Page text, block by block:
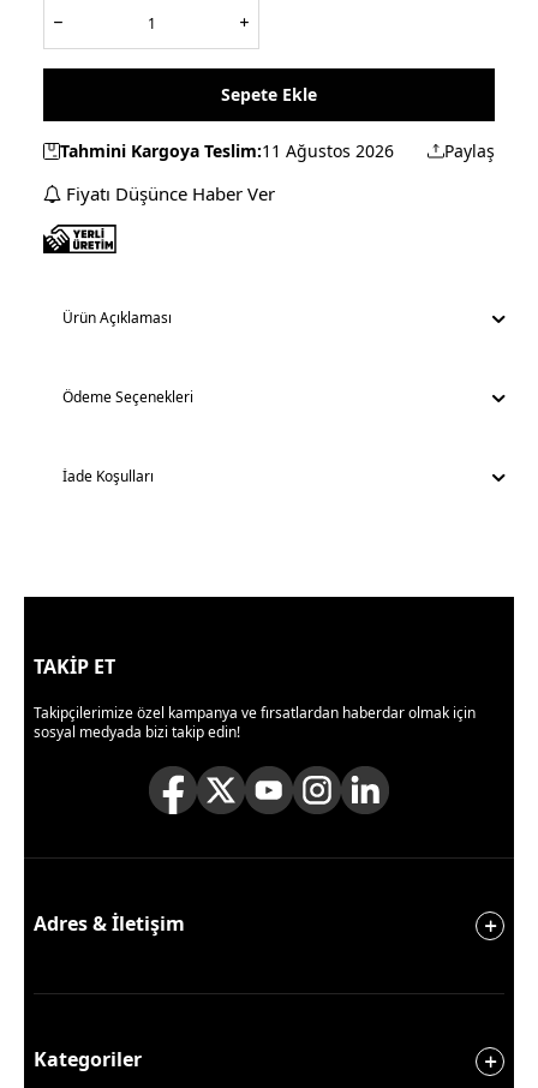
Sepete Ekle
Tahmini Kargoya Teslim:11 Ağustos 2026 Paylaş
Fiyatı Düşünce Haber Ver
Ürün Açıklaması
Ödeme Seçenekleri
İade Koşulları
TAKİP ET
Takipçilerimize özel kampanya ve fırsatlardan haberdar olmak için
sosyal medyada bizi takip edin!
Adres & İletişim
Kategoriler